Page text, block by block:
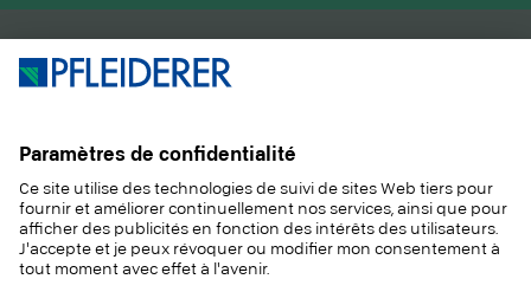
PRODUITS
SOLUTIONS
DURABILITÉ
MAGAZINE
INFORMATIONS
CONTACT